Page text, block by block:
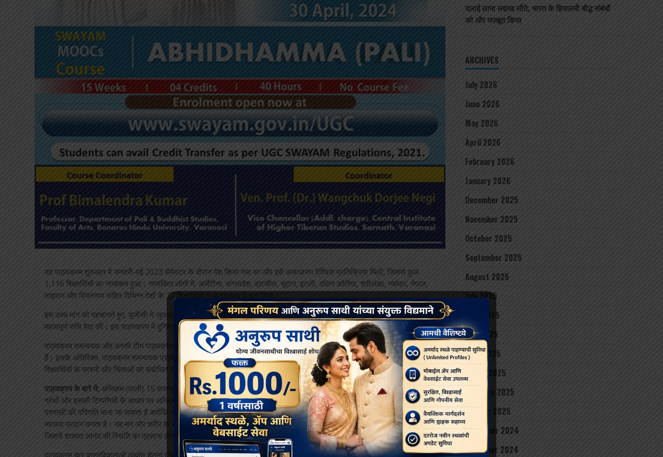
यह पाठ्यक्रम शुरुआत में जनवरी-मई 2023 सेमेस्टर के दौरान पेश किया गया था और इसे असाधारण वैश्विक प्रतिक्रिया मिली, जिससे कुल
1,116 शिक्षार्थियों का नामांकन हुआ। नामांकित लोगों में, अर्जेंटीना, बांग्लादेश, ब्राजील, भूटान, इटली, दक्षिण कोरिया, श्रीलंका, म्यांमार, नेपाल,
ताइवान और वियतनाम सहित विभिन्न देशों के 22 शिक्षार्थियों ने पाठ्यक्रम में भाग लिया।
इस उच्च मांग को पहचानते हुए, यूजीसी ने जुलाई-अक्टूबर 2023 सेमेस्टर के लिए पाठ्यक्रम को फिर से लॉन्च किया, जिसने एक बार फिर
महत्वपूर्ण रुचि पैदा की। इस पाठ्यक्रम में दुनिया भर से 1,012 शिक्षार्थियों का पर्याप्त नामांकन हुआ।
पाठ्यक्रम समन्वयक और उनकी टीम पाठ्यक्रम चर्चा मंच के माध्यम से पाठ्यक्रम की पूरी अवधि के दौरान समर्थन और बातचीत के लिए उपलब्ध
हैं। इसके अतिरिक्त, पाठ्यक्रम समन्वयक प्रत्येक सप्ताह के अंत में सप्ताहांत के दौरान एक लाइव ऑनलाइन कक्षा आयोजित करता है, जहां वे
शिक्षार्थियों के प्रश्नों और चिंताओं को संबोधित करते हैं।
पाठ्यक्रम के बारे में:अभिधम्म (पाली) 15 सप्ताह की अवधि का चार-क्रेडिट पाठ्यक्रम है। अभिधम्म पर इस एमओओसी में, अभिधम्म पिटक के
ग्रंथों और इसकी टिप्पणियों के आधार पर अभिधम्म के विभिन्न पहलुओं पर चर्चा करने वाले चालीस मॉड्यूल हैं। इन मॉड्यूल को संपूर्ण अभिधम्म
प्रणाली की परिणति माना जा सकता है क्योंकि यह अभिधम्म की उत्पत्ति और विकास का गहन अध्ययन, अभिधम्म पर आधारित अवधारणाओं की
व्याख्या प्रदान करता है। यह मन और शरीर के संबंधों की उलझी हुई समस्याओं को समझने के साथ-साथ ध्यान के अभ्यास की रूपरेखा भी देता है
जिससे शाश्वत आनंद की स्थिति का एहसास होता है।
दलाई लामा लद्दाख लौटे, भारत के हिमालयी बौद्ध संबंधों
को और मज़बूत किया
ARCHIVES
July 2026
June 2026
May 2026
April 2026
February 2026
January 2026
December 2025
November 2025
October 2025
September 2025
August 2025
July 2025
June 2025
May 2025
April 2025
March 2025
February 2025
January 2025
December 2024
November 2024